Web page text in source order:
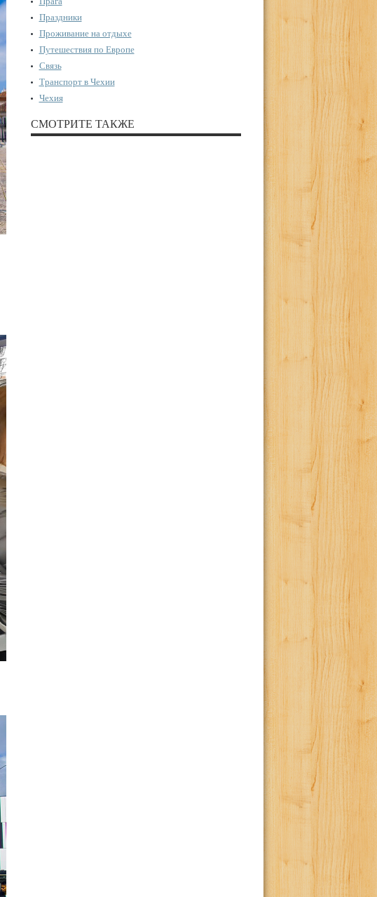
Праздники
Проживание на отдыхе
Путешествия по Европе
Связь
Транспорт в Чехии
Чехия
СМОТРИТЕ ТАКЖЕ